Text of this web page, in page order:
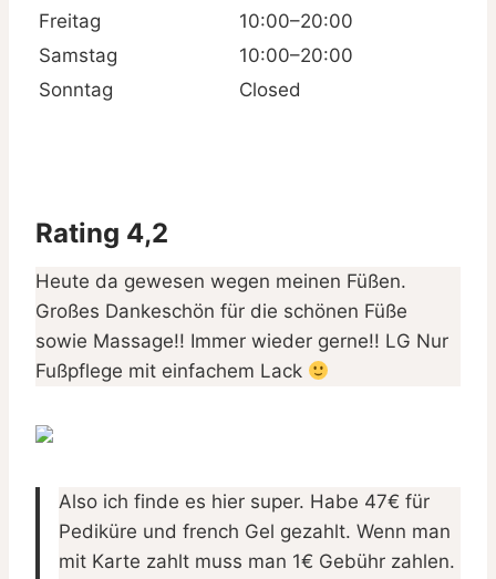
Freitag
10:00–20:00
Samstag
10:00–20:00
Sonntag
Closed
Rating 4,2
Heute da gewesen wegen meinen Füßen.
Großes Dankeschön für die schönen Füße
sowie Massage!! Immer wieder gerne!! LG Nur
Fußpflege mit einfachem Lack
Also ich finde es hier super. Habe 47€ für
Pediküre und french Gel gezahlt. Wenn man
mit Karte zahlt muss man 1€ Gebühr zahlen.